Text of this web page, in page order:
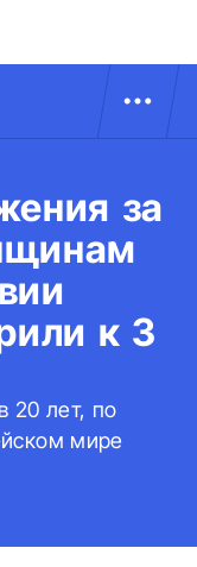
за
к 3
20 лет, по
мире